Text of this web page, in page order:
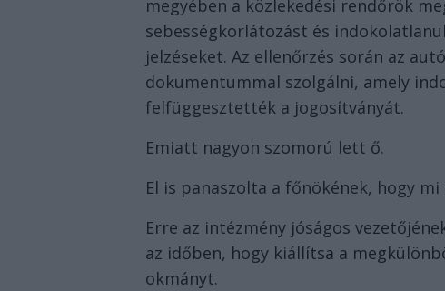
megyében a közlekedési rendőrök
sebességkorlátozást és
jelzéseket. Az ellenőrzés során az
dokumentummal szolgálni, amely
felfüggesztették a jogosítványát.
Emiatt nagyon szomorú lett ő.
El is panaszolta a főnökének, hogy
Erre az intézmény jóságos
az időben, hogy kiállítsa a
okmányt.